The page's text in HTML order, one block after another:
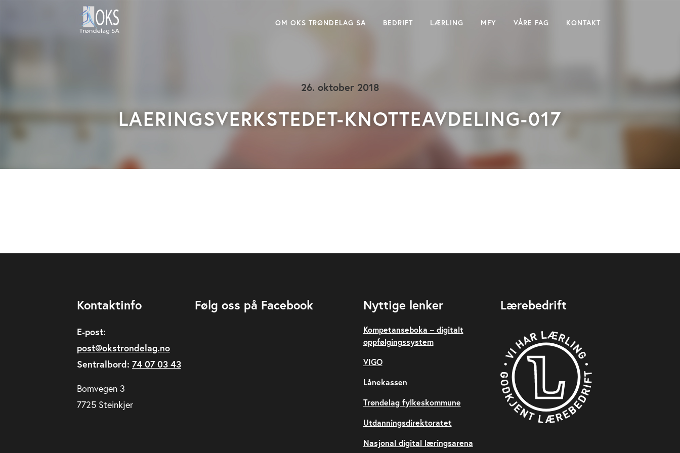
OM OKS TRØNDELAG SA BEDRIFT LÆRLING MFY VÅRE FAG KONTAKT
26. oktober 2018
LAERINGSVERKSTEDET-KNOTTEAVDELING-017
Kontaktinfo
E-post:
post@okstrondelag.no
Sentralbord: 74 07 03 43
Bomvegen 3
7725 Steinkjer
Følg oss på Facebook Nyttige lenker
Kompetanseboka – digitalt
oppfølgingssystem
VIGO
Lånekassen
Trøndelag fylkeskommune
Utdanningsdirektoratet
Nasjonal digital læringsarena
Lærebedrift